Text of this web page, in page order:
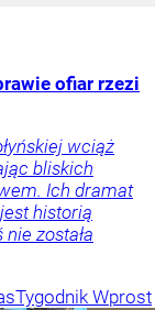
ofiar rzezi
wciąż
bliskich
Ich dramat
historią
została
Tygodnik Wprost